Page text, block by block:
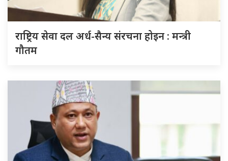
राष्ट्रिय सेवा दल अर्ध-सैन्य संरचना होइन : मन्त्री
गौतम